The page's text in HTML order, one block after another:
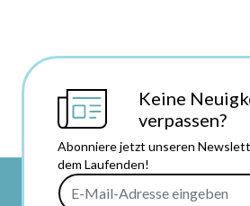
Keine
verpassen?
Abonniere jetzt unseren
dem Laufenden!